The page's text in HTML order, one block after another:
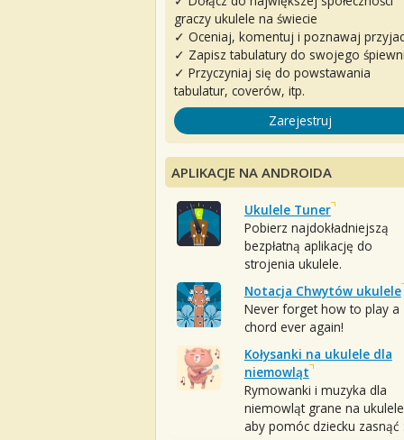
graczy ukulele na świecie
✓ Oceniaj, komentuj i poznawaj
✓ Zapisz tabulatury do swojego
✓ Przyczyniaj się do powstawania
tabulatur, coverów, itp.
Zarejestruj
APLIKACJE NA ANDROIDA
Ukulele Tuner
Pobierz najdokładniejszą
bezpłatną aplikację do
strojenia ukulele.
Notacja Chwytów ukulele
Never forget how to play a
chord ever again!
Kołysanki na ukulele dla
niemowląt
Rymowanki i muzyka dla
niemowląt grane na
aby pomóc dziecku zasnąć